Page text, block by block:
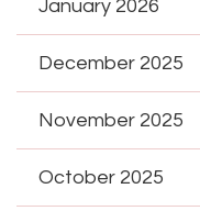
January 2026
December 2025
November 2025
October 2025